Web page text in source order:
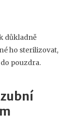
důkladně
ho sterilizovat,
pouzdra.